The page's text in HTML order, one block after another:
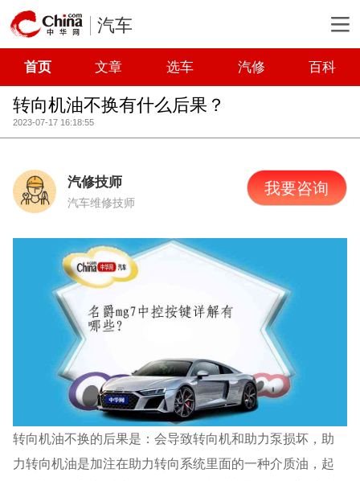
汽车
首页 文章 选车 汽修 百科
转向机油不换有什么后果？
2023-07-17 16:18:55
汽修技师
汽车维修技师
我要咨询
转向机油不换的后果是：会导致转向机和助力泵损坏，助
力转向机油是加注在助力转向系统里面的一种介质油，起